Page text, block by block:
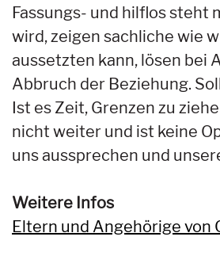
Fassungs- und hilflos steht
wird, zeigen sachliche wie
aussetzten kann, lösen bei
Abbruch der Beziehung.
Ist es Zeit, Grenzen zu
nicht weiter und ist keine
uns aussprechen und
Weitere Infos
Eltern und Angehörige